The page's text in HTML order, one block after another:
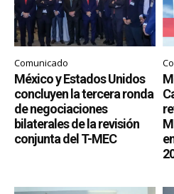
Comunicado
México y Estados Unidos
concluyen la tercera ronda
de negociaciones
bilaterales de la revisión
conjunta del T-MEC